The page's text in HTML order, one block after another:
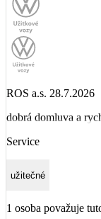
ROS a.s. 28.7.2026
dobrá domluva a
Service
užitečné
1 osoba považuje